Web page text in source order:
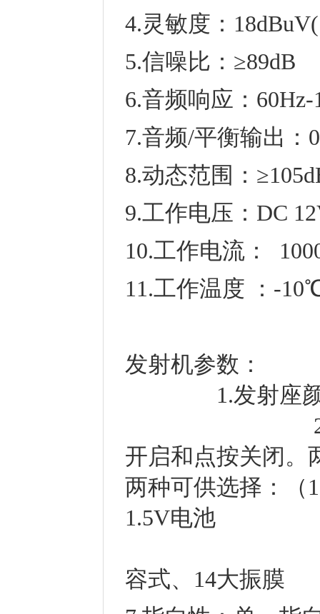
4.灵敏度：
5.信噪比：≥89dB
6.音频响应：
7.音频/平衡输出：
8.动态范围：
9.工作电压：DC
10.工作电流：
11.工作温度 ：-
发
1.发
2.★话筒打开
开启和点按关闭。
两种可供选择：（
1.5V电池
容式、14大振膜